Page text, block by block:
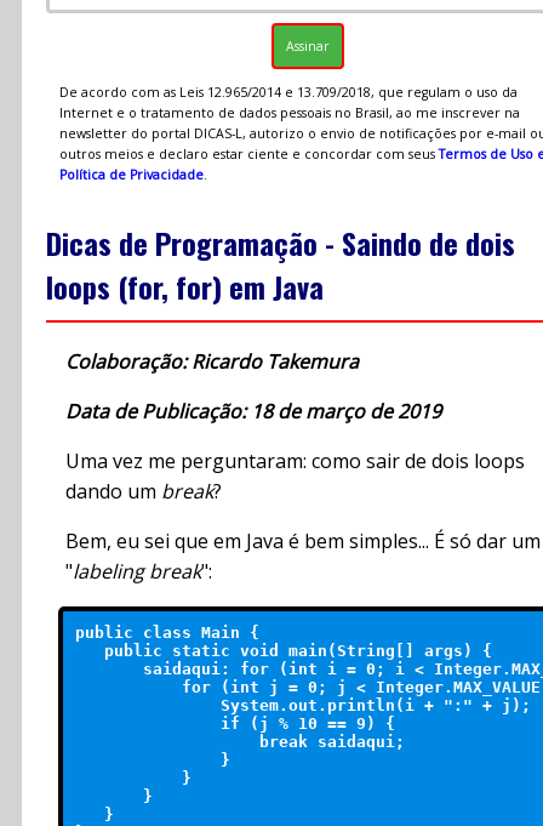
De acordo com as Leis 12.965/2014 e 13.709/2018, que regulam o uso da
Internet e o tratamento de dados pessoais no Brasil, ao me inscrever na
newsletter do portal DICAS-L, autorizo o envio de notificações por e-mail
outros meios e declaro estar ciente e concordar com seusTermos de Uso
Política de Privacidade.
Dicas de Programação - Saindo de dois
loops (for, for) em Java
Colaboração: Ricardo Takemura
Data de Publicação: 18 de março de 2019
Uma vez me perguntaram: como sair de dois loops
dando um break?
Bem, eu sei que em Java é bem simples... É só dar um
"labeling break":
public class Main {
   public static void main(String[] args) {
saidaqui: for (int i = 0; i <
for (int j = 0; j <
               System.out.println(i + ":" + j);
if (j % 10 == 9)
                   break saidaqui;
               }
           }
       }
   }